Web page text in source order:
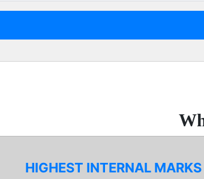
HIGHEST INTERNAL